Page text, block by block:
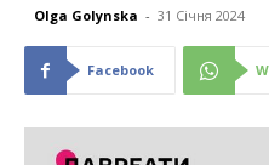
Olga Golynska - 31 Січня 2024
Facebook